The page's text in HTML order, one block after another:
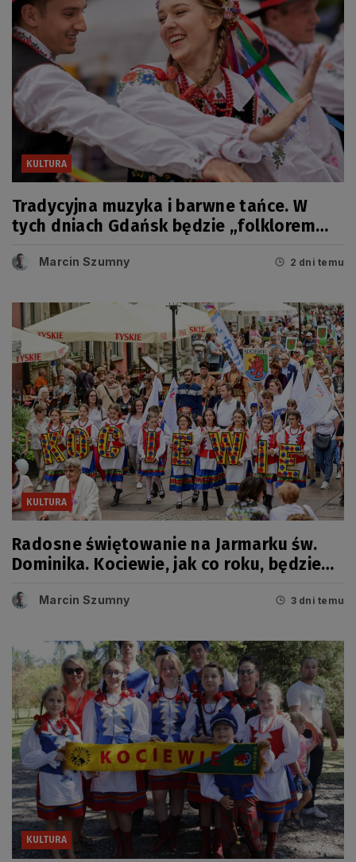
KULTURA
Tradycyjna muzyka i barwne tańce. W
tych dniach Gdańsk będzie „folklorem
Marcin Szumny 2 dni temu
KULTURA
Radosne świętowanie na Jarmarku św.
Dominika. Kociewie, jak co roku, będzie
Marcin Szumny 3 dni temu
KULTURA